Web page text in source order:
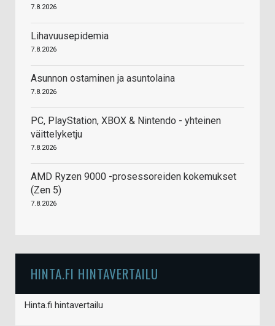
7.8.2026
Lihavuusepidemia
7.8.2026
Asunnon ostaminen ja asuntolaina
7.8.2026
PC, PlayStation, XBOX & Nintendo - yhteinen
väittelyketju
7.8.2026
AMD Ryzen 9000 -prosessoreiden kokemukset
(Zen 5)
7.8.2026
HINTA.FI HINTAVERTAILU
Hinta.fi hintavertailu